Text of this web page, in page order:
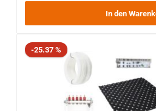
In den
Rabatt
-25.37 %